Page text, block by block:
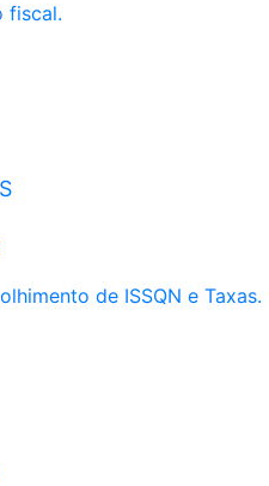
fiscal.
de ISSQN e Taxas.